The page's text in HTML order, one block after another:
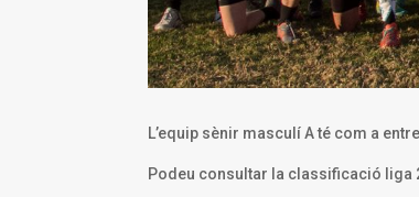
L’equip sènir masculí A té com a
Podeu consultar la classificació liga